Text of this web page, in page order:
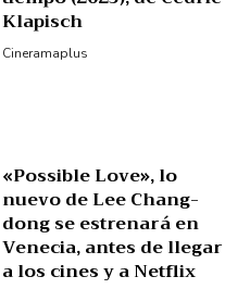
Klapisch
Cineramaplus
«Possible Love», lo
nuevo de Lee Chang-
dong se estrenará en
Venecia, antes de llegar
a los cines y a Netflix